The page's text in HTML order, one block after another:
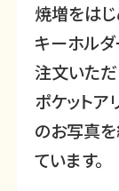
焼増をはじ
キーホル
注文いただ
ポケット
のお写真
ています。